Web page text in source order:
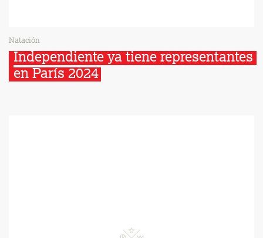
Natación
Independiente ya tiene representantes
en París 2024